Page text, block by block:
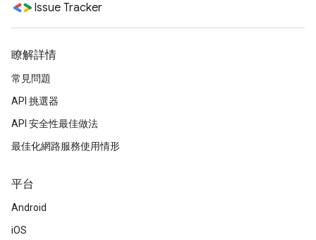
Issue Tracker
瞭解詳情
常見問題
API 挑選器
API 安全性最佳做法
最佳化網路服務使用情形
平台
Android
iOS